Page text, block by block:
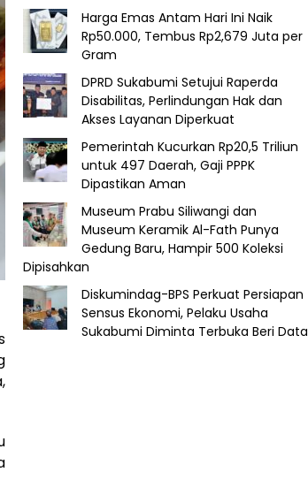
Harga Emas Antam Hari Ini Naik
Rp50.000, Tembus Rp2,679 Juta per
Gram
DPRD Sukabumi Setujui Raperda
Disabilitas, Perlindungan Hak dan
Akses Layanan Diperkuat
Pemerintah Kucurkan Rp20,5 Triliun
untuk 497 Daerah, Gaji PPPK
Dipastikan Aman
Museum Prabu Siliwangi dan
Museum Keramik Al-Fath Punya
Gedung Baru, Hampir 500 Koleksi
Dipisahkan
Diskumindag-BPS Perkuat Persiapan
Sensus Ekonomi, Pelaku Usaha
Sukabumi Diminta Terbuka Beri Data